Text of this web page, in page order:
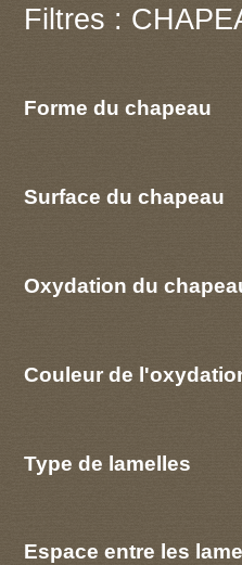
Filtres :
Forme du chapeau
Surface du chapeau
Oxydation du
Couleur de
Type de lamelles
Espace entre les